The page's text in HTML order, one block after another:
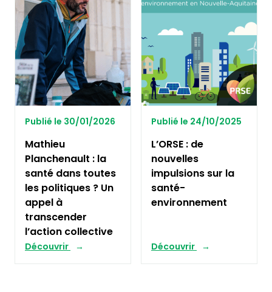
Publié le 30/01/2026
Mathieu
Planchenault : la
santé dans toutes
les politiques ? Un
appel à
transcender
l’action collective
Découvrir
Publié le 24/10/2025
L’ORSE : de
nouvelles
impulsions sur la
santé-
environnement
Découvrir